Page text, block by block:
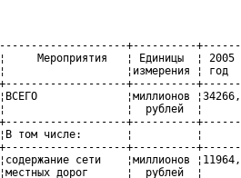
--------------------+----------+-------+-------+-------+-------+-------+-------+------------
¦     Мероприятия   ¦ Единицы  ¦ 2005  ¦2006   ¦2007   ¦2008   ¦2009   ¦ 2010  ¦2005 - 2010¦
¦                   ¦измерения ¦ год   ¦ год   ¦ год   ¦ год   ¦ год   ¦ год   ¦   годы    ¦
+-------------------+----------+-------+-------+-------+-------+-------+-------+-----------+
¦ВСЕГО              ¦миллионов ¦34266,9¦53637,3¦53429,1¦55001,7¦56760,2¦61759,4¦   314854,6¦
¦                   ¦  рублей  ¦       ¦       ¦       ¦       ¦       ¦       ¦           ¦
+-------------------+----------+-------+-------+-------+-------+-------+-------+-----------+
¦В том числе:       ¦          ¦       ¦       ¦       ¦       ¦       ¦       ¦           ¦
+-------------------+----------+-------+-------+-------+-------+-------+-------+-----------+
¦содержание сети    ¦миллионов ¦11964,1¦12510,6¦13057,2¦14181,8¦15401,7¦16903,9¦    84019,3¦
¦местных дорог      ¦  рублей  ¦       ¦       ¦       ¦       ¦       ¦       ¦           ¦
¦за счет местного   +----------+-------+-------+-------+-------+-------+-------+-----------+
¦дорожного фонда    ¦километров¦ 9256,1¦ 9256,1¦ 9256,1¦ 9256,1¦ 9256,1¦ 9256,1¦     9256,1¦
+-------------------+----------+-------+-------+-------+-------+-------+-------+-----------+
¦ремонт,            ¦миллионов ¦22302,8¦41126,7¦40371,9¦40819,9¦41358,5¦44855,5¦   230835,3¦
¦реконструкция      ¦  рублей  ¦       ¦       ¦       ¦       ¦       ¦       ¦           ¦
¦и строительство    +----------+-------+-------+-------+-------+-------+-------+-----------+
¦- всего            ¦километров¦  294,1¦  527,1¦  423,9¦  543,0¦  514,7¦  486,9¦     2789,7¦
+-------------------+----------+-------+-------+-------+-------+-------+-------+-----------+
¦в том числе:       ¦          ¦       ¦       ¦       ¦       ¦       ¦       ¦           ¦
+-------------------+----------+-------+-------+-------+-------+-------+-------+-----------+
¦местный            ¦миллионов ¦15182,8¦41126,7¦40371,9¦40819,9¦41358,5¦44855,5¦   223715,3¦
¦дорожный фонд      ¦  рублей  ¦       ¦       ¦       ¦       ¦       ¦       ¦           ¦
+-------------------+----------+-------+-------+-------+-------+-------+-------+-----------+
¦                   ¦километров¦  153,3¦  527,1¦  423,9¦  543,0¦  514,7¦  486,9¦     2648,9¦
+-------------------+----------+-------+-------+-------+-------+-------+-------+-----------+
¦субвенции          ¦миллионов ¦ 7120,0¦       ¦       ¦       ¦       ¦       ¦     7120,0¦
¦                   ¦  рублей  ¦       ¦       ¦       ¦       ¦       ¦       ¦           ¦
+-------------------+----------+-------+-------+-------+-------+-------+-------+-----------+
¦                   ¦километров¦  140,8¦       ¦       ¦       ¦       ¦       ¦      140,8¦
+-------------------+----------+-------+-------+-------+-------+-------+-------+-----------+
¦подъездов          ¦миллионов ¦ 4424,5¦ 8158,8¦ 8009,1¦ 8098,0¦ 8204,8¦ 8898,6¦    45793,8¦
¦от районного       ¦  рублей  ¦       ¦       ¦       ¦       ¦       ¦       ¦           ¦
¦центра к           ¦          ¦       ¦       ¦       ¦       ¦       ¦       ¦           ¦
¦агрогородкам,      +----------+-------+-------+-------+-------+-------+-------+-----------+
¦где расположены    ¦километров¦   82,5¦  147,9¦  118,9¦  152,3¦  144,4¦  136,6¦      782,6¦
¦сельские Советы    ¦          ¦       ¦       ¦       ¦       ¦       ¦       ¦           ¦
¦депутатов - всего  ¦          ¦       ¦       ¦       ¦       ¦       ¦       ¦           ¦
+-------------------+----------+-------+-------+-------+-------+-------+-------+-----------+
¦в том числе:       ¦          ¦       ¦       ¦       ¦       ¦       ¦       ¦        0,0¦
+-------------------+----------+-------+-------+-------+-------+-------+-------+-----------+
¦местный            ¦миллионов ¦ 2669,1¦ 8158,8¦ 8009,1¦ 8098,0¦ 8204,8¦ 8898,6¦    44038,4¦